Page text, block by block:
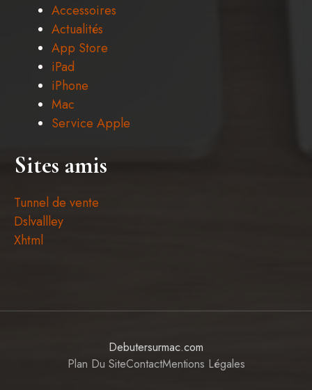
Accessoires
Actualités
App Store
iPad
iPhone
Mac
Service Apple
Sites amis
Tunnel de vente
Dslvallley
Xhtml
Debutersurmac.com
Plan Du SiteContactMentions Légales